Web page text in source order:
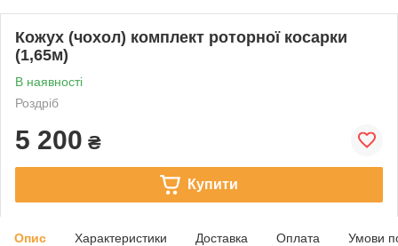
Кожух (чохол) комплект роторної косарки
(1,65м)
В наявності
Роздріб
5 200 ₴
Купити
Опис Характеристики Доставка Оплата Умови